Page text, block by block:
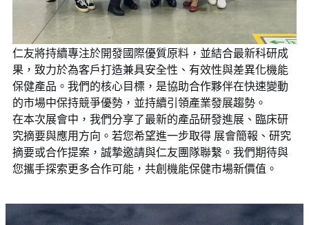
仁友將持續專注於開發國際優質原料，並結合最新科研成
果，致力於為客戶打造兼具安全性、有效性與差異化機能
保健產品。我們的核心目標，是協助合作夥伴在快速變動
的市場中保持競爭優勢，並持續引領產業發展趨勢。
在本次展會中，我們分享了最新的產品研發進展、臨床研
究摘要與應用方向。若您希望進一步取得 展會簡報、研究
摘要或合作提案，誠摯邀請與仁友團隊聯繫。我們期待與
您攜手探索更多合作可能，共創機能保健市場新價值。